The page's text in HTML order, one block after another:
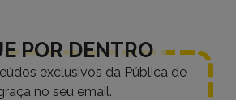
POR DENTRO
exclusivos da Pública de
no seu email.